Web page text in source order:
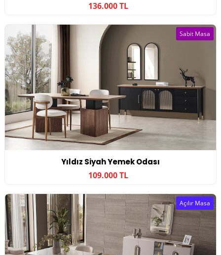
136.000 TL
Yıldız Siyah Yemek Odası
109.000 TL
Sabit Masa
Açılır Masa